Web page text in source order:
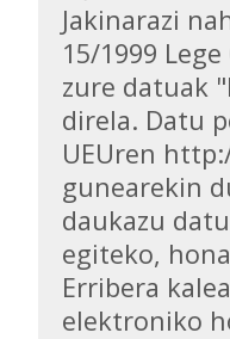
Jakinarazi
15/1999
zure datuak
direla. Datu
UEUren
gunearekin
daukazu
egiteko,
Erribera
elektroniko